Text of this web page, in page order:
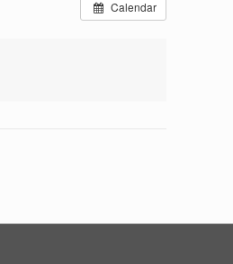
Calendar